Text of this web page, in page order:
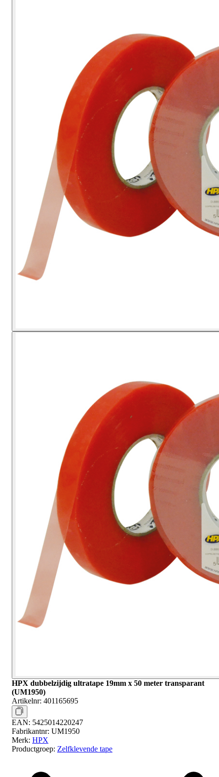
HPX dubbelzijdig ultratape 19mm x 50 meter transparant
(UM1950)
Artikelnr: 401165695
EAN: 5425014220247
Fabrikantnr: UM1950
Merk: HPX
Productgroep: Zelfklevende tape